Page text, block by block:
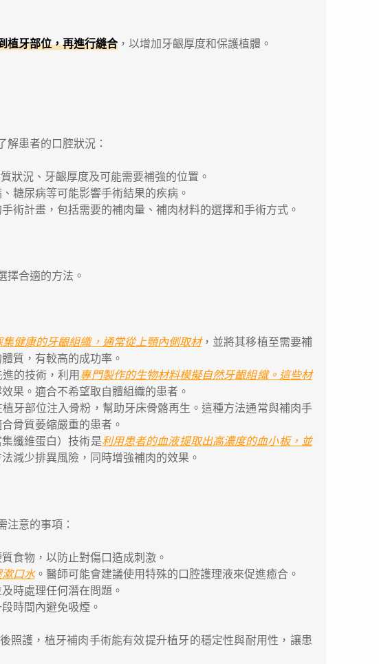
植牙部位，再進行縫合，以增加牙齦厚度和保護植體。
患者的口腔狀況：
狀況、牙齦厚度及可能需要補強的位置。
糖尿病等可能影響手術結果的疾病。
術計畫，包括需要的補肉量、補肉材料的選擇和手術方式。
擇合適的方法。
集健康的牙齦組織，通常從上顎內側取材，並將其移植至需要補
質，有較高的成功率。
的技術，利用 專門製作的生物材料模擬自然牙齦組織。這些材
果。適合不希望取自體組織的患者。
牙部位注入骨粉，幫助牙床骨骼再生。這種方法通常與補肉手
骨質萎縮嚴重的患者。
集纖維蛋白）技術是利用患者的血液提取出高濃度的血小板，並
減少排異風險，同時增強補肉的效果。
注意的事項：
食物，以防止對傷口造成刺激。
口水。醫師可能會建議使用特殊的口腔護理液來促進癒合。
時處理任何潛在問題。
時間內避免吸煙。
照護，植牙補肉手術能有效提升植牙的穩定性與耐用性，讓患